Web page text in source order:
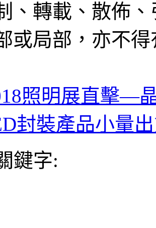
、轉載、散佈
或局部，亦不
照明展直擊—
封裝產品小量
鍵字: